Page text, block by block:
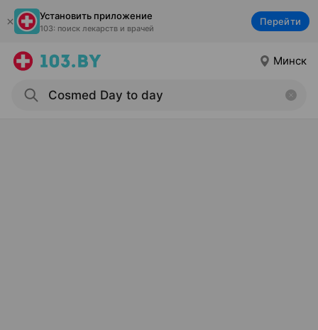
Установить приложение
103: поиск лекарств и врачей
Перейти
Минск